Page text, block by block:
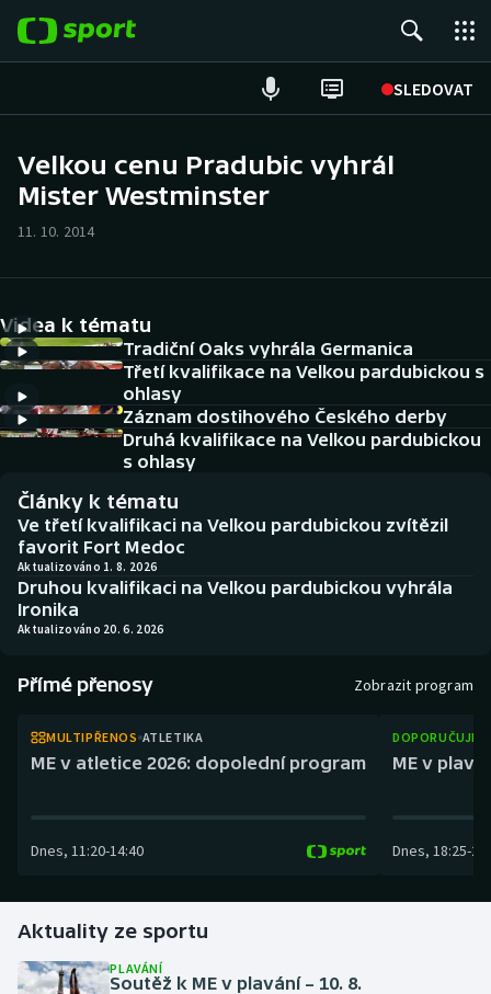
SLEDOVAT
Hokej
Cyklistika
DALŠÍ SPORTY
Americký fotbal
Baseball a softbal
Basketbal
Biatlon
Curling
Futsal
Golf
NEPŘEHLÉDNĚTE
Soutěže
Historické návraty
Aplikace ČT sport
Velkou cenu Pradubic vyhrál
Mister Westminster
11. 10. 2014
Videa k tématu
Tradiční Oaks vyhrála Germanica
Třetí kvalifikace na Velkou pardubickou s
ohlasy
Záznam dostihového Českého derby
Druhá kvalifikace na Velkou pardubickou
s ohlasy
Články k tématu
Ve třetí kvalifikaci na Velkou pardubickou zvítězil
favorit Fort Medoc
Aktualizováno 1. 8. 2026
Druhou kvalifikaci na Velkou pardubickou vyhrála
Ironika
Aktualizováno 20. 6. 2026
Přímé přenosy Zobrazit program
MULTIPŘENOS ATLETIKA
ME v atletice 2026: dopolední program
Dnes, 11:20-14:40
ME v
Dnes, 18:25-
Aktuality ze sportu
PLAVÁNÍ
Soutěž k ME v plavání – 10. 8.